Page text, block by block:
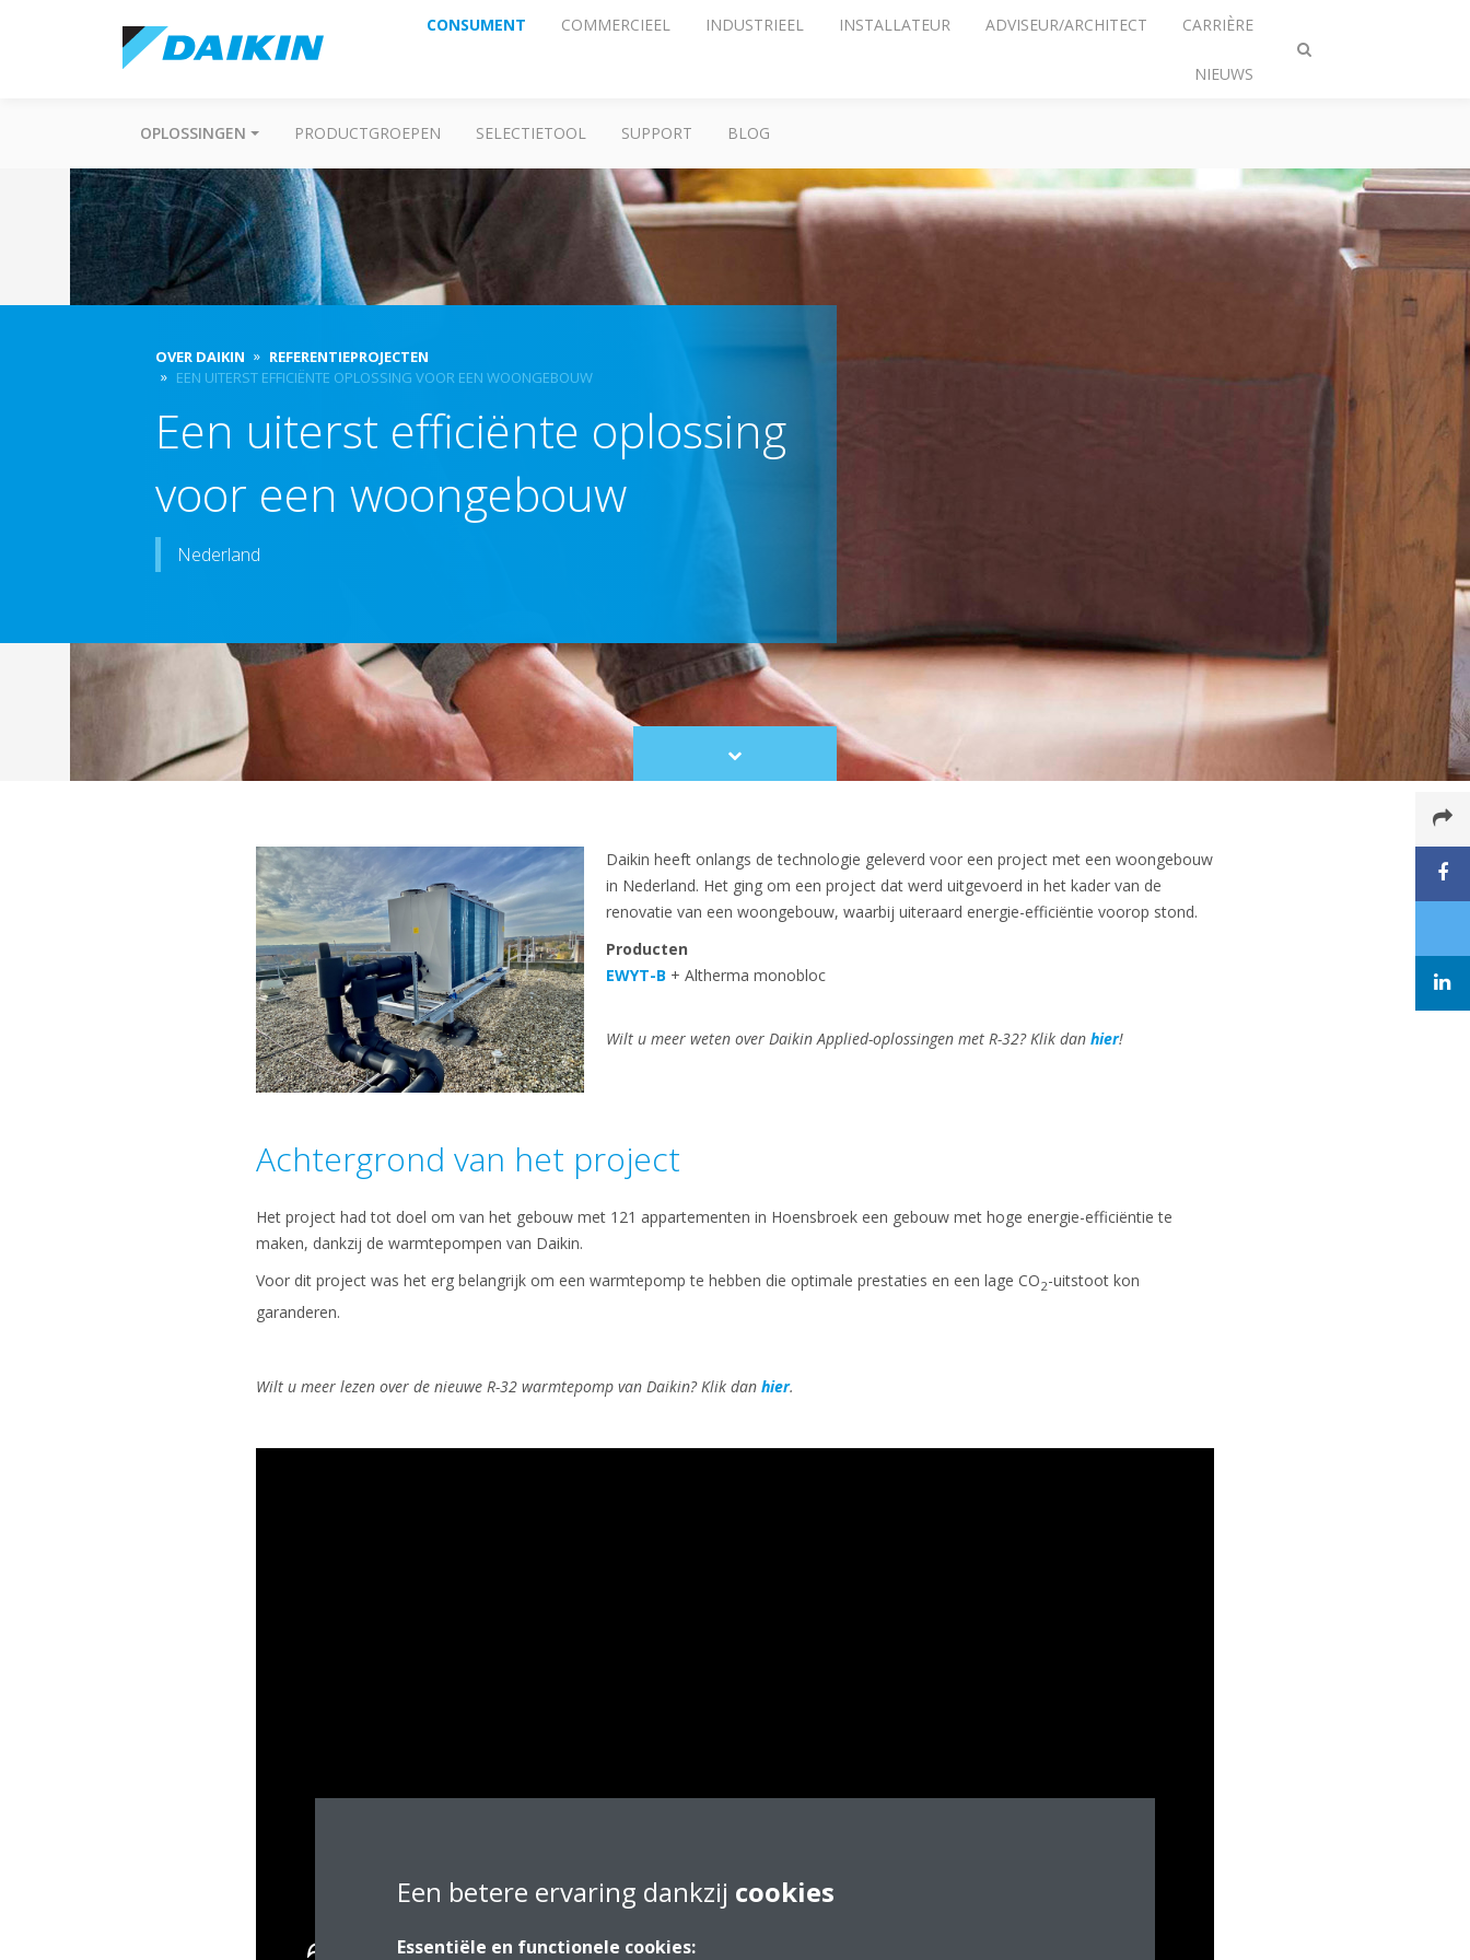
Zoeken
CONSUMENT COMMERCIEEL INDUSTRIEEL INSTALLATEUR ADVISEUR/ARCHITECT CARRIÈRE
NIEUWS
OPLOSSINGEN PRODUCTGROEPEN SELECTIETOOL SUPPORT BLOG
OVER DAIKIN
REFERENTIEPROJECTEN
EEN UITERST EFFICIËNTE OPLOSSING VOOR EEN WOONGEBOUW
Een uiterst efficiënte oplossing
voor een woongebouw
Nederland
Scroll
to
Daikin heeft onlangs de technologie geleverd voor een project met een woongebouw
in Nederland. Het ging om een project dat werd uitgevoerd in het kader van de
renovatie van een woongebouw, waarbij uiteraard energie-efficiëntie voorop stond.
Producten
EWYT-B + Altherma monobloc
Wilt u meer weten over Daikin Applied-oplossingen met R-32? Klik dan hier!
Achtergrond van het project
Het project had tot doel om van het gebouw met 121 appartementen in Hoensbroek een gebouw met hoge energie-efficiëntie te
maken, dankzij de warmtepompen van Daikin.
Voor dit project was het erg belangrijk om een warmtepomp te hebben die optimale prestaties en een lage CO2-uitstoot kon
garanderen.
Wilt u meer lezen over de nieuwe R-32 warmtepomp van Daikin? Klik dan hier.
Een betere ervaring dankzij cookies
Essentiële en functionele cookies: